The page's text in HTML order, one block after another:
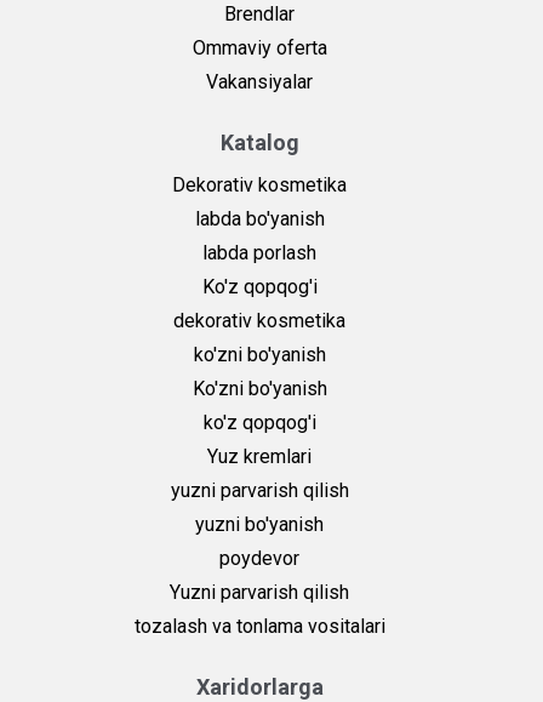
Brendlar
Ommaviy oferta
Vakansiyalar
Katalog
Dekorativ kosmetika
labda bo'yanish
labda porlash
Ko'z qopqog'i
dekorativ kosmetika
ko'zni bo'yanish
Ko'zni bo'yanish
ko'z qopqog'i
Yuz kremlari
yuzni parvarish qilish
yuzni bo'yanish
poydevor
Yuzni parvarish qilish
tozalash va tonlama vositalari
Xaridorlarga